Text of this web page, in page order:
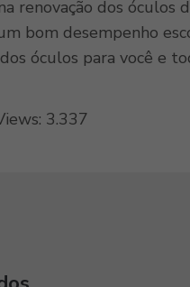
renovação dos óculos
bom desempenho
óculos para você e
3.337